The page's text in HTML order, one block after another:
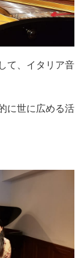
て、イタリア音
に世に広める活